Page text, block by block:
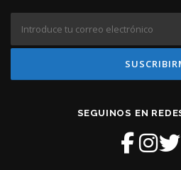
SEGUINOS EN